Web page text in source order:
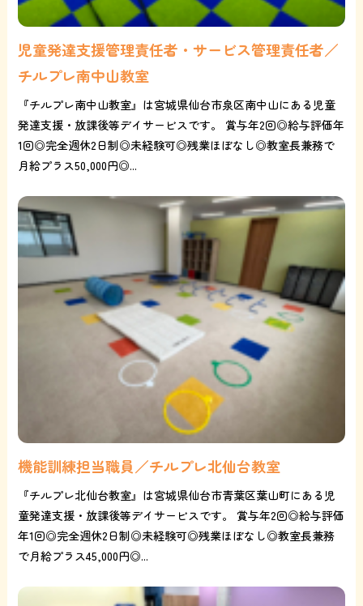
児童発達支援管理責任者・サービス管理責任者／
チルプレ南中山教室
『チルプレ南中山教室』は宮城県仙台市泉区南中山にある児童
発達支援・放課後等デイサービスです。 賞与年2回◎給与評価年
1回◎完全週休2日制◎未経験可◎残業ほぼなし◎教室長兼務で
月給プラス50,000円◎...
機能訓練担当職員／チルプレ北仙台教室
『チルプレ北仙台教室』は宮城県仙台市青葉区葉山町にある児
童発達支援・放課後等デイサービスです。 賞与年2回◎給与評価
年1回◎完全週休2日制◎未経験可◎残業ほぼなし◎教室長兼務
で月給プラス45,000円◎...